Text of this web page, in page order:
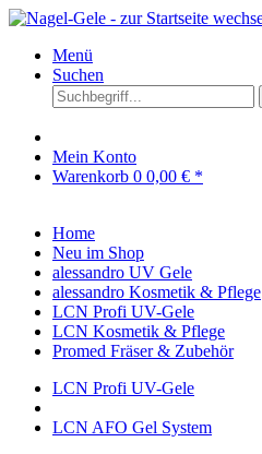
Menü
Suchen
Mein Konto
Warenkorb 0 0,00 € *
Home
Neu im Shop
alessandro UV Gele
alessandro Kosmetik & Pflege
LCN Profi UV-Gele
LCN Kosmetik & Pflege
Promed Fräser & Zubehör
LCN Profi UV-Gele
LCN AFO Gel System